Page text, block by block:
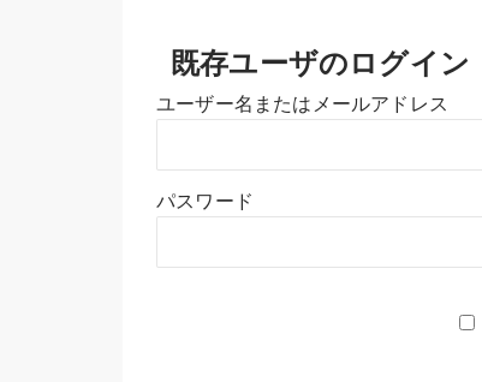
既存ユーザのログイン
ユーザー名またはメールアドレス
パスワード